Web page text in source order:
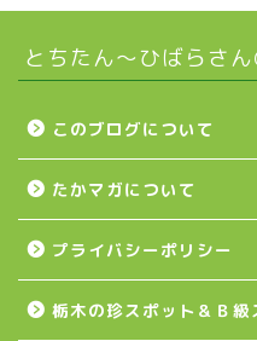
とちたん〜ひばらさ
このブログについて
たかマガについて
プライバシーポリシー
栃木の珍スポット＆Ｂ